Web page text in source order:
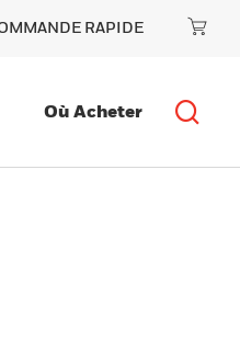
RAPIDE
Où Acheter